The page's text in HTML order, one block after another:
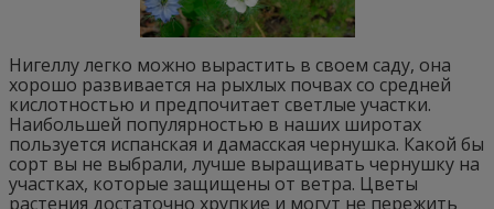
Нигеллу легко можно вырастить в своем саду, она
хорошо развивается на рыхлых почвах со средней
кислотностью и предпочитает светлые участки.
Наибольшей популярностью в наших широтах
пользуется испанская и дамасская чернушка. Какой бы
сорт вы не выбрали, лучше выращивать чернушку на
участках, которые защищены от ветра. Цветы
растения достаточно хрупкие и могут не пережить